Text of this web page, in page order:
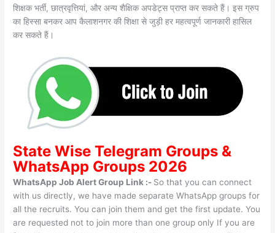
शिक्षक भर्ती, छात्रवृत्तियां, और अन्य शैक्षिक अपडेट्स प्राप्त कर सकते हैं। इस ग्रुप
का हिस्सा बनकर आप कैलाशनगर की शिक्षा से जुड़ी हर महत्वपूर्ण जानकारी हासिल
कर सकते हैं।
State WiseTelegram Groups &
WhatsApp Groups 2026
WhatsApp Job Alert Group Link :- So that you can connect
with us directly, we have made separate WhatsApp groups for
all the recruits. You can join them and get the first update. You
are requested not to join more than one group only If you are